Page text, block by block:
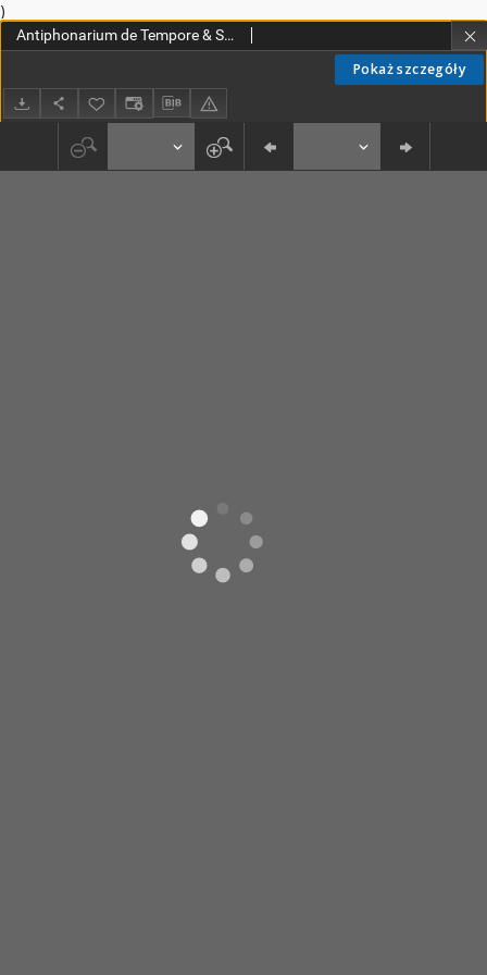
)
Pokaż szczegóły
Antiphonarium de Tempore & Sanctis, juxta ritum Sacri Ordinis Praedicatorum [...]